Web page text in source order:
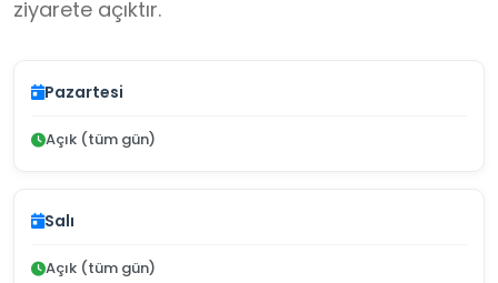
ziyarete açıktır.
Pazartesi
Açık (tüm gün)
Salı
Açık (tüm gün)